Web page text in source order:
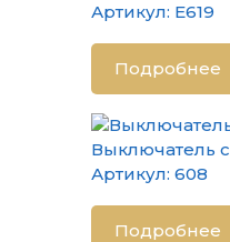
Артикул: E619
Подробнее
Выключатель
Артикул: 608
Подробнее